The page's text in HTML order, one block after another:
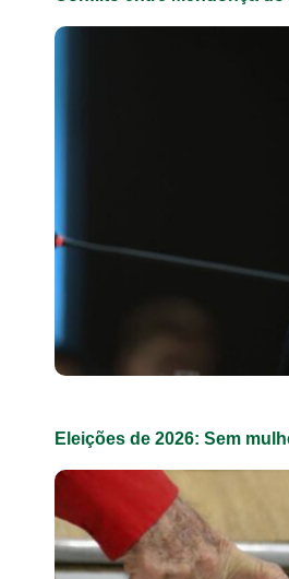
Eleições de 2026: Sem